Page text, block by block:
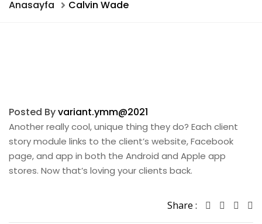
Anasayfa Calvin Wade
Posted Byvariant.ymm@2021
Another really cool, unique thing they do? Each client
story module links to the client’s website, Facebook
page, and app in both the Android and Apple app
stores. Now that’s loving your clients back.
Share :